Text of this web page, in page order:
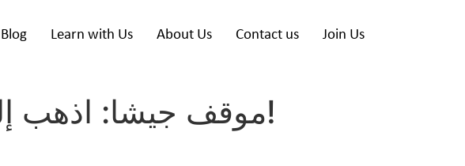
Blog Learn with Us About Us Contact us Join Us
موقف جيشا: اذهب إلى الصين وحامل اليمين انتصارات ضخمة!